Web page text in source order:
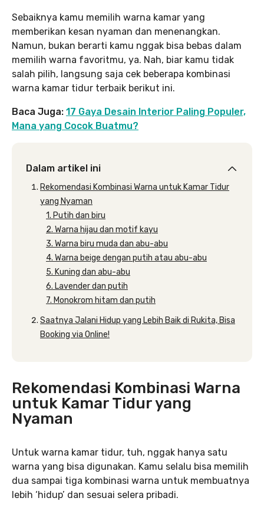
Sebaiknya kamu memilih warna kamar yang
memberikan kesan nyaman dan menenangkan.
Namun, bukan berarti kamu nggak bisa bebas dalam
memilih warna favoritmu, ya. Nah, biar kamu tidak
salah pilih, langsung saja cek beberapa kombinasi
warna kamar tidur terbaik berikut ini.
Baca Juga: 17 Gaya Desain Interior Paling Populer,
Mana yang Cocok Buatmu?
Dalam artikel ini
Rekomendasi Kombinasi Warna untuk Kamar Tidur
yang Nyaman
1. Putih dan biru
2. Warna hijau dan motif kayu
3. Warna biru muda dan abu-abu
4. Warna beige dengan putih atau abu-abu
5. Kuning dan abu-abu
6. Lavender dan putih
7. Monokrom hitam dan putih
Saatnya Jalani Hidup yang Lebih Baik di Rukita, Bisa
Booking via Online!
Rekomendasi Kombinasi Warna
untuk Kamar Tidur yang
Nyaman
Untuk warna kamar tidur, tuh, nggak hanya satu
warna yang bisa digunakan. Kamu selalu bisa memilih
dua sampai tiga kombinasi warna untuk membuatnya
lebih ‘hidup’ dan sesuai selera pribadi.